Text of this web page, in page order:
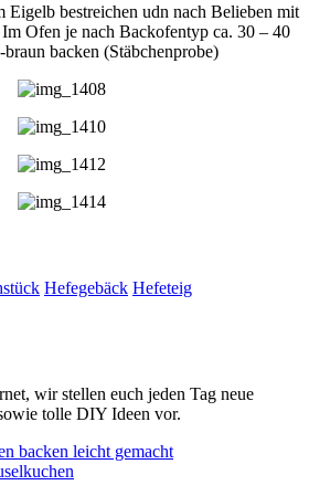
Eigelb bestreichen udn nach Belieben mit
Ofen je nach Backofentyp ca. 30 – 40
backen (Stäbchenprobe)
Hefegebäck Hefeteig
wir stellen euch jeden Tag neue
tolle DIY Ideen vor.
backen leicht gemacht